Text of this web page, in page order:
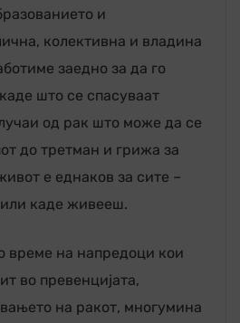
и
колективна и владина
заедно за да го
што се спасуваат
од рак што може да се
до третман и грижа за
е еднаков за сите –
или каде живееш.
време на напредоци кои
во превенцијата,
на ракот, многумина